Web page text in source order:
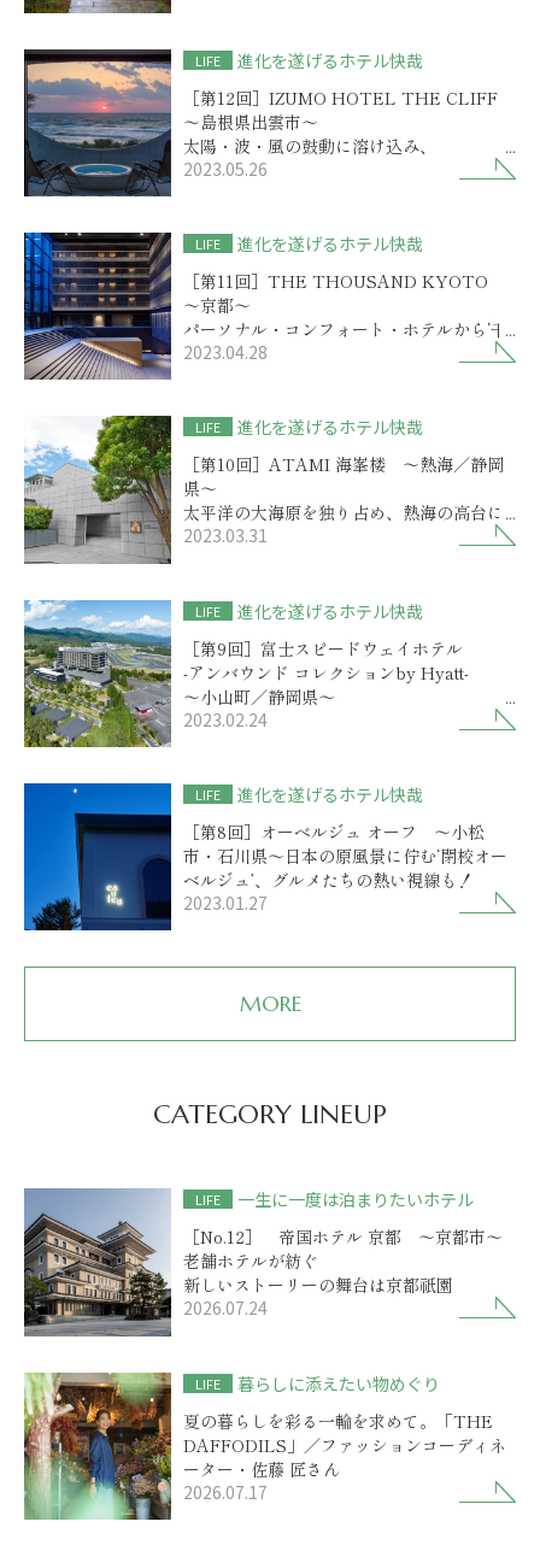
LIFE
進化を遂げるホテル快哉
［第12回］IZUMO HOTEL THE CLIFF
～島根県出雲市～
太陽・波・風の鼓動に溶け込み、
ゆったりと過ごす出雲の新しい隠れ家
2023.05.26
LIFE
進化を遂げるホテル快哉
［第11回］THE THOUSAND KYOTO
～京都～
パーソナル・コンフォート・ホテルから‘千
年ホテル’ヘリブランド
2023.04.28
LIFE
進化を遂げるホテル快哉
［第10回］ATAMI 海峯楼 ～熱海／静岡
県～
太平洋の大海原を独り占め、熱海の高台に
佇むガラスの館
2023.03.31
LIFE
進化を遂げるホテル快哉
［第9回］富士スピードウェイホテル
-アンバウンド コレクションby Hyatt-
～小山町／静岡県～
2023.02.24
LIFE
進化を遂げるホテル快哉
［第8回］オーベルジュ オーフ ～小松
市・石川県～日本の原風景に佇む‘閉校オー
ベルジュ’、グルメたちの熱い視線も！
2023.01.27
MORE
CATEGORY LINEUP
LIFE
一生に一度は泊まりたいホテル
［No.12］ 帝国ホテル 京都 ～京都市～
老舗ホテルが紡ぐ
新しいストーリーの舞台は京都祇園
2026.07.24
LIFE
暮らしに添えたい物めぐり
夏の暮らしを彩る一輪を求めて。「THE
DAFFODILS」／ファッションコーディネ
ーター・佐藤 匠さん
2026.07.17